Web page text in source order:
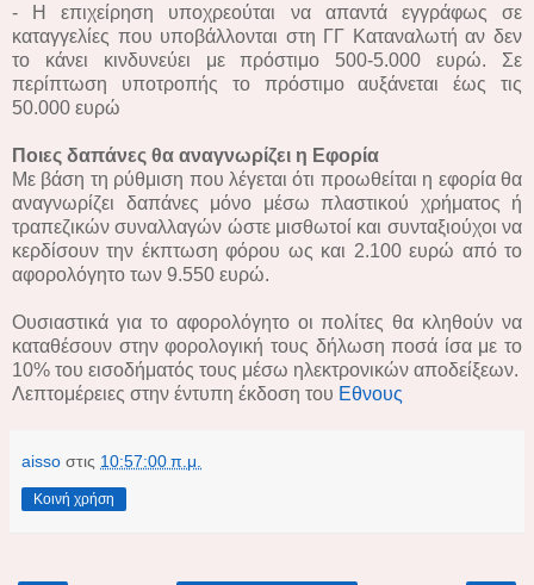
- Η επιχείρηση υποχρεούται να απαντά εγγράφως σε
καταγγελίες που υποβάλλονται στη ΓΓ Καταναλωτή αν δεν
το κάνει κινδυνεύει με πρόστιμο 500-5.000 ευρώ. Σε
περίπτωση υποτροπής το πρόστιμο αυξάνεται έως τις
50.000 ευρώ
Ποιες δαπάνες θα αναγνωρίζει η Εφορία
Με βάση τη ρύθμιση που λέγεται ότι προωθείται η εφορία θα
αναγνωρίζει δαπάνες μόνο μέσω πλαστικού χρήματος ή
τραπεζικών συναλλαγών ώστε μισθωτοί και συνταξιούχοι να
κερδίσουν την έκπτωση φόρου ως και 2.100 ευρώ από το
αφορολόγητο των 9.550 ευρώ.
Ουσιαστικά για το αφορολόγητο οι πολίτες θα κληθούν να
καταθέσουν στην φορολογική τους δήλωση ποσά ίσα με το
10% του εισοδήματός τους μέσω ηλεκτρονικών αποδείξεων.
Λεπτομέρειες στην έντυπη έκδοση του Εθνους
aisso στις 10:57:00 π.μ.
Κοινή χρήση